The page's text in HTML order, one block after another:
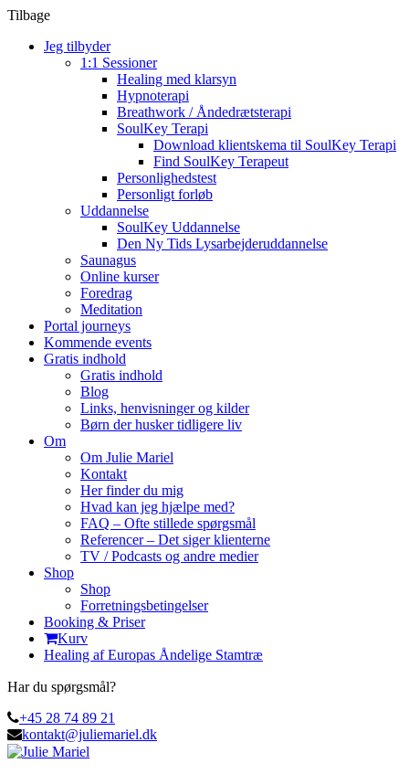
Tilbage
Jeg tilbyder
1:1 Sessioner
Healing med klarsyn
Hypnoterapi
Breathwork / Åndedrætsterapi
SoulKey Terapi
Download klientskema til SoulKey Terapi
Find SoulKey Terapeut
Personlighedstest
Personligt forløb
Uddannelse
SoulKey Uddannelse
Den Ny Tids Lysarbejderuddannelse
Saunagus
Online kurser
Foredrag
Meditation
Portal journeys
Kommende events
Gratis indhold
Gratis indhold
Blog
Links, henvisninger og kilder
Børn der husker tidligere liv
Om
Om Julie Mariel
Kontakt
Her finder du mig
Hvad kan jeg hjælpe med?
FAQ – Ofte stillede spørgsmål
Referencer – Det siger klienterne
TV / Podcasts og andre medier
Shop
Shop
Forretningsbetingelser
Booking & Priser
Kurv
Healing af Europas Åndelige Stamtræ
Har du spørgsmål?
+45 28 74 89 21
kontakt@juliemariel.dk